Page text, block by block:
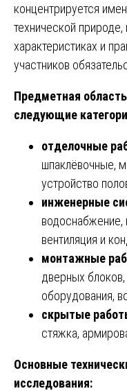
концентрируется
технической
характеристиках и
участников
Предметная
следующие
отделочные
шпаклёвочные,
устройство
инженерные
водоснабжение,
вентиляция и
монтажные
дверных блоков,
оборудования,
скрытые
стяжка,
Основные
исследования: